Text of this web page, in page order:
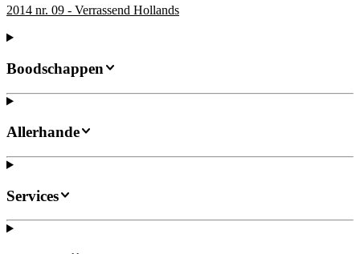
2014 nr. 09 - Verrassend Hollands
Boodschappen
Allerhande
Services